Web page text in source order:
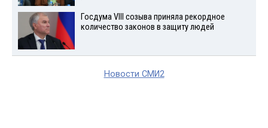
Госдума VIII созыва приняла рекордное
количество законов в защиту людей
Новости СМИ2